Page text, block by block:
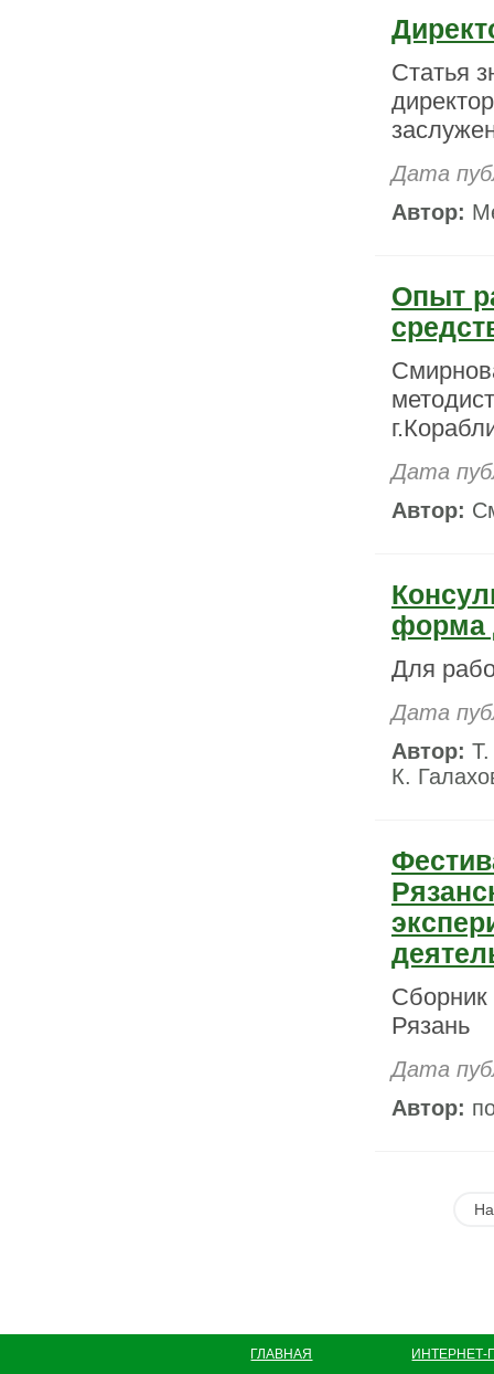
Статья
Дата
Автор:
Опыт
Дата
Автор:
форма
Для
Дата
Автор:
К.
Сборник
Рязань
Дата
Автор:
ГЛАВНАЯ